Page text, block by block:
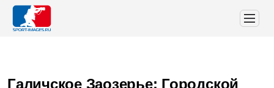
Галичское Заозерье: Городской